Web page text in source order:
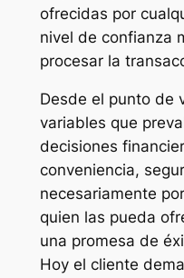
ofrecidas por
nivel de confianza
procesar la
Desde el punto de
variables que
decisiones
conveniencia,
necesariamente
quien las pueda
una promesa de
Hoy el cliente